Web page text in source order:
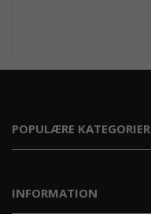
POPULÆRE KATEGORIER
INFORMATION